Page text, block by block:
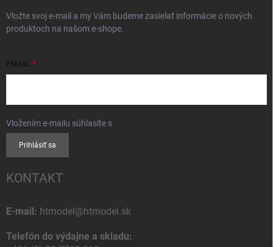
Vložte svoj e-mail a my Vám budeme zasielať informácie o nových
produktoch na našom e-shope.
EMAIL
Vložením e-mailu súhlasíte s
Prihlásiť sa
KONTAKT
E-mail: htmodel@htmodel.sk
Telefón do výdajne a skladu: